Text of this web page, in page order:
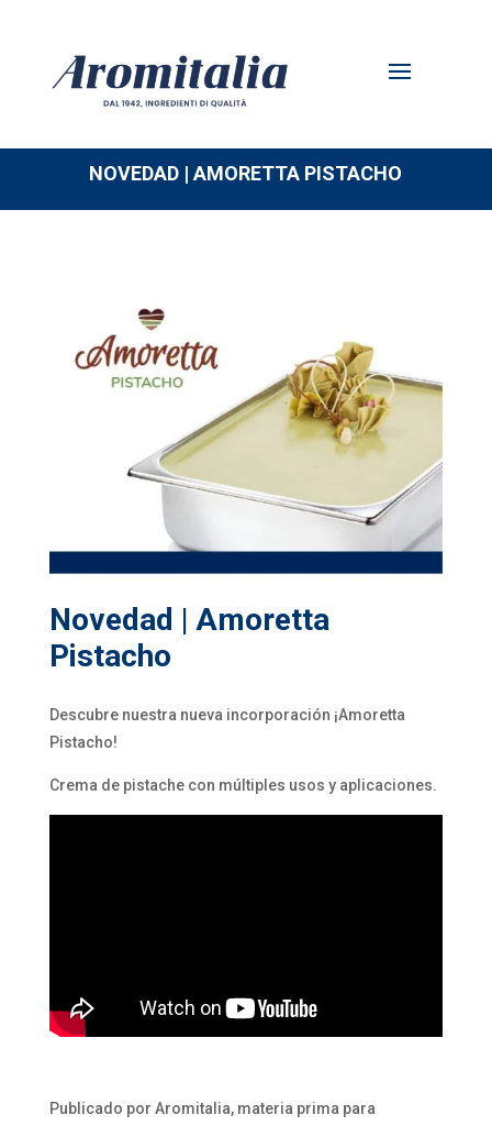
NOVEDAD | AMORETTA PISTACHO
Novedad | Amoretta
Pistacho
Descubre nuestra nueva incorporación ¡Amoretta
Pistacho!
Crema de pistache con múltiples usos y aplicaciones.
Publicado por Aromitalia, materia prima para